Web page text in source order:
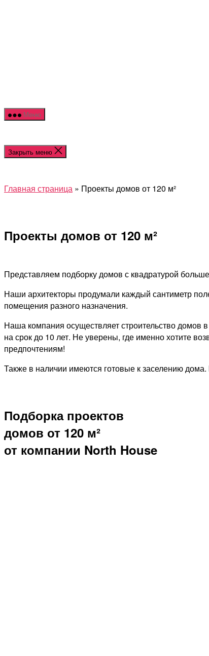
Меню
Закрыть меню
Главная страница » Проекты домов от 120 м²
Проекты домов от 120 м²​
Представляем подборку домов с квадратурой
Наши архитекторы продумали каждый сантиметр
помещения разного назначения.
Наша компания осуществляет строительство домов
на срок до 10 лет. Не уверены, где именно хотите
предпочтениям!
Также в наличии имеются готовые к заселению
Подборка проектов
домов от 120 м²
от компании North House